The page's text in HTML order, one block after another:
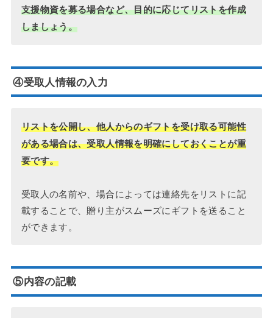
支援物資を募る場合など、目的に応じてリストを作成
しましょう。
④受取人情報の入力
リストを公開し、他人からのギフトを受け取る可能性
がある場合は、受取人情報を明確にしておくことが重
要です。
受取人の名前や、場合によっては連絡先をリストに記
載することで、贈り主がスムーズにギフトを送ること
ができます。
⑤内容の記載